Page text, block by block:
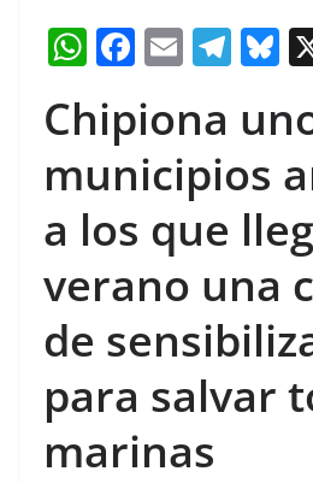
W
at
s
A
p
p
F
c
e
b
o
o
k
E
ail
T
e
gr
a
m
Bl
e
s
k
y
Chipiona
municipios
a los que
verano una
de
para salvar
marinas